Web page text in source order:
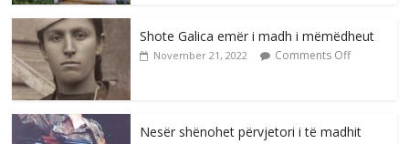
Shote Galica emër i madh i mëmëdheut
November 21, 2022 Comments Off
Nesër shënohet përvjetori i të madhit